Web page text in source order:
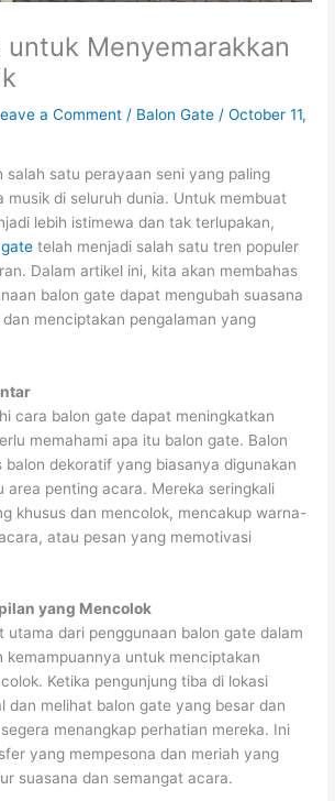
untuk Menyemarakkan
a Comment / Balon Gate /October 11,
salah satu perayaan seni yang paling
musik di seluruh dunia. Untuk membuat
lebih istimewa dan tak terlupakan,
telah menjadi salah satu tren populer
Dalam artikel ini, kita akan membahas
balon gate dapat mengubah suasana
menciptakan pengalaman yang
cara balon gate dapat meningkatkan
memahami apa itu balon gate. Balon
balon dekoratif yang biasanya digunakan
area penting acara. Mereka seringkali
khusus dan mencolok, mencakup warna-
atau pesan yang memotivasi
yang Mencolok
utama dari penggunaan balon gate dalam
kemampuannya untuk menciptakan
Ketika pengunjung tiba di lokasi
dan melihat balon gate yang besar dan
menangkap perhatian mereka. Ini
yang mempesona dan meriah yang
suasana dan semangat acara.